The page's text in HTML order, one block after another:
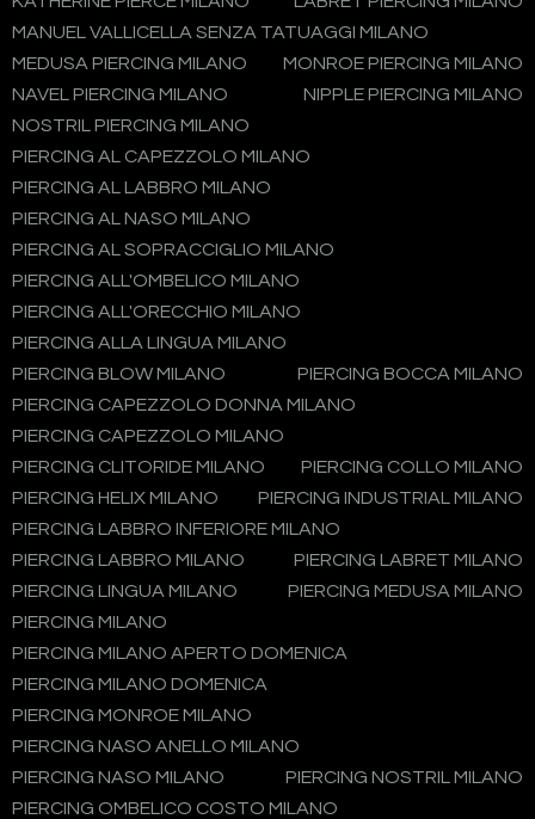
MANUEL VALLICELLA SENZA TATUAGGI MILANO
MEDUSA PIERCING MILANO
MONROE PIERCING MILANO
NAVEL PIERCING MILANO
NIPPLE PIERCING MILANO
NOSTRIL PIERCING MILANO
PIERCING AL CAPEZZOLO MILANO
PIERCING AL LABBRO MILANO
PIERCING AL NASO MILANO
PIERCING AL SOPRACCIGLIO MILANO
PIERCING ALL'OMBELICO MILANO
PIERCING ALL'ORECCHIO MILANO
PIERCING ALLA LINGUA MILANO
PIERCING BLOW MILANO
PIERCING BOCCA MILANO
PIERCING CAPEZZOLO DONNA MILANO
PIERCING CAPEZZOLO MILANO
PIERCING CLITORIDE MILANO
PIERCING COLLO MILANO
PIERCING HELIX MILANO
PIERCING INDUSTRIAL MILANO
PIERCING LABBRO INFERIORE MILANO
PIERCING LABBRO MILANO
PIERCING LABRET MILANO
PIERCING LINGUA MILANO
PIERCING MEDUSA MILANO
PIERCING MILANO
PIERCING MILANO APERTO DOMENICA
PIERCING MILANO DOMENICA
PIERCING MONROE MILANO
PIERCING NASO ANELLO MILANO
PIERCING NASO MILANO
PIERCING NOSTRIL MILANO
PIERCING OMBELICO COSTO MILANO